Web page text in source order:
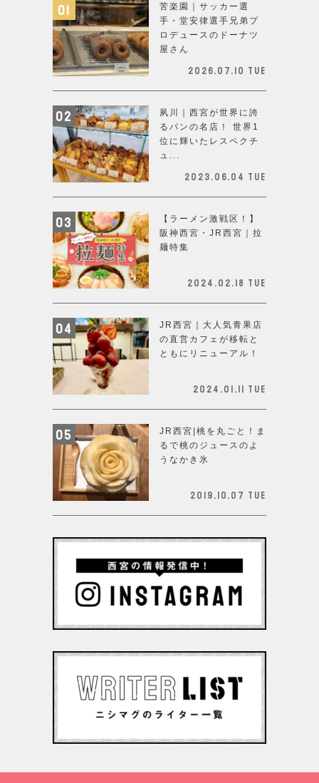
苦楽園｜サッカー選
手・堂安律選手兄弟プ
ロデュースのドーナツ
屋さん
2026.07.10 Tue
夙川｜西宮が世界に誇
るパンの名店！ 世界1
位に輝いたレスペクチ
ュ...
2023.06.04 Tue
【ラーメン激戦区！】
阪神西宮・JR西宮｜拉
麺特集
2024.02.18 Tue
JR西宮｜大人気青果店
の直営カフェが移転と
ともにリニューアル！
2024.01.11 Tue
JR西宮|桃を丸ごと！ま
るで桃のジュースのよ
うなかき氷
2019.10.07 Tue